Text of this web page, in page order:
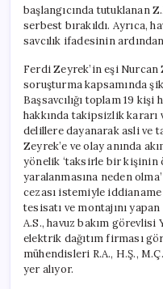
başlangıcında tutuklanan
serbest bırakıldı. Ayrıca,
savcılık ifadesinin
Ferdi Zeyrek’in eşi Nurcan
soruşturma kapsamında
Başsavcılığı toplam 19
hakkında takipsizlik kararı
delillere dayanarak asli ve
Zeyrek’e ve olay anında
yönelik ‘taksirle bir kişinin
yaralanmasına neden
cezası istemiyle iddianame
tesisatı ve montajını
A.S., havuz bakım görevlisi
elektrik dağıtım firması
mühendisleri R.A., H.Ş.,
yer alıyor.